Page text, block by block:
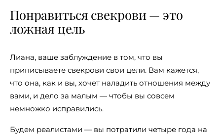
Понравиться свекрови — это
ложная цель
Лиана, ваше заблуждение в том, что вы
приписываете свекрови свои цели. Вам кажется,
что она, как и вы, хочет наладить отношения между
вами, и дело за малым — чтобы вы совсем
немножко исправились.
Будем реалистами — вы потратили четыре года на